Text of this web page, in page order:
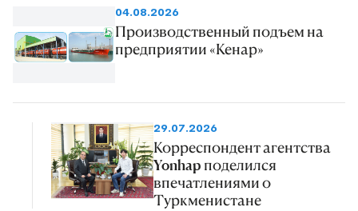
04.08.2026
Производственный подъем на
предприятии «Кенар»
29.07.2026
Корреспондент агентства
Yonhap поделился
впечатлениями о
Туркменистане